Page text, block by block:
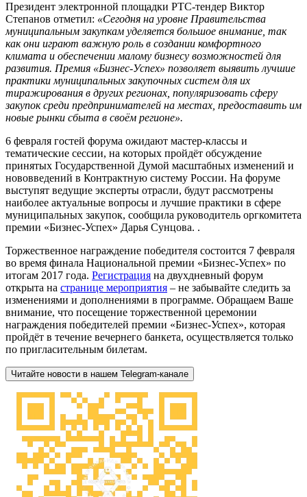
Президент электронной площадки РТС-тендер Виктор
Степанов отметил: «Сегодня на уровне Правительства
муниципальным закупкам уделяется большое внимание, так
как они играют важную роль в создании комфортного
климата и обеспечении малому бизнесу возможностей для
развития. Премия «Бизнес-Успех» позволяет выявить лучшие
практики муниципальных закупочных систем для их
тиражирования в других регионах, популяризовать сферу
закупок среди предпринимателей на местах, предоставить им
новые рынки сбыта в своём регионе».
6 февраля гостей форума ожидают мастер-классы и
тематические сессии, на которых пройдёт обсуждение
принятых Государственной Думой масштабных изменений и
нововведений в Контрактную систему России. На форуме
выступят ведущие эксперты отрасли, будут рассмотрены
наиболее актуальные вопросы и лучшие практики в сфере
муниципальных закупок, сообщила руководитель оргкомитета
премии «Бизнес-Успех» Дарья Сунцова. .
Торжественное награждение победителя состоится 7 февраля
во время финала Национальной премии «Бизнес-Успех» по
итогам 2017 года. Регистрация на двухдневный форум
открыта на странице мероприятия – не забывайте следить за
изменениями и дополнениями в программе. Обращаем Ваше
внимание, что посещение торжественной церемонии
награждения победителей премии «Бизнес-Успех», которая
пройдёт в течение вечернего банкета, осуществляется только
по пригласительным билетам.
Читайте новости в нашем Telegram-канале